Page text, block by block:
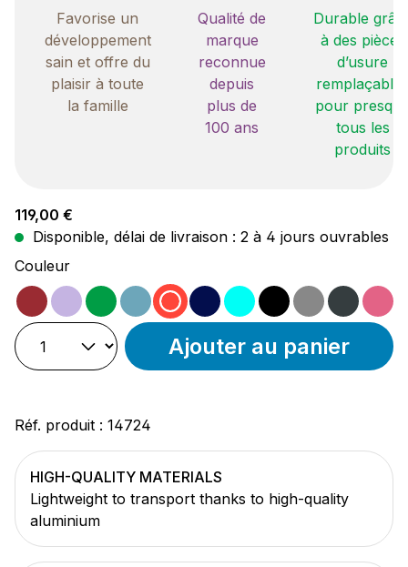
Favorise un
développement
sain et offre du
plaisir à toute
la famille
Qualité de
marque
reconnue
depuis
plus de
100 ans
Durable
à des pièces
d’usure
remplaçables
pour
tous les
produits
Prix régulier :
119,00 €
Disponible, délai de livraison : 2 à 4 jours ouvrables
Sélectionnez
Couleur
magenta
violetvertoceanrougenoir/bleu
turquoise
noirgris
Ajouter au panier
Réf. produit : 14724
HIGH-QUALITY MATERIALS
Lightweight to transport thanks to high-quality
aluminium